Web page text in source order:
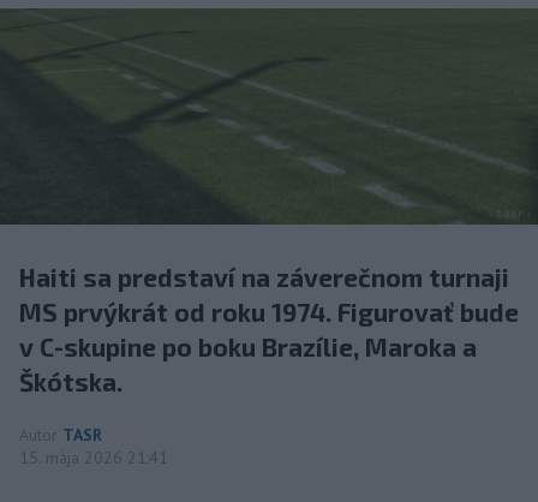
Haiti sa predstaví na záverečnom turnaji
MS prvýkrát od roku 1974. Figurovať bude
v C-skupine po boku Brazílie, Maroka a
Škótska.
Autor TASR
15. mája 2026 21:41